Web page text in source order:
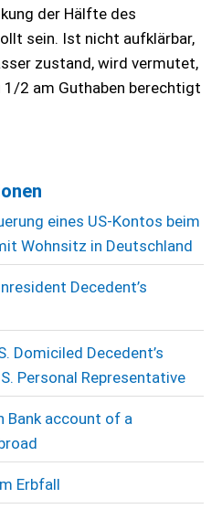
der Hälfte des
sein. Ist nicht aufklärbar,
zustand, wird vermutet,
2 am Guthaben berechtigt
eines US-Kontos beim
Wohnsitz in Deutschland
Decedent’s
Domiciled Decedent’s
Personal Representative
Bank account of a
Erbfall